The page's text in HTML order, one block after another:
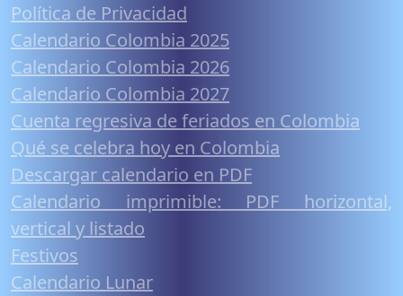
Política de Privacidad
Calendario Colombia 2025
Calendario Colombia 2026
Calendario Colombia 2027
Cuenta regresiva de feriados en Colombia
Qué se celebra hoy en Colombia
Descargar calendario en PDF
Calendario imprimible: PDF horizontal,
vertical y listado
Festivos
Calendario Lunar